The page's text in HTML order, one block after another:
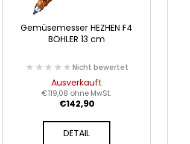
Gemüsemesser HEZHEN F4
BÖHLER 13 cm
★★★★★
★★★★★ Nicht bewertet
Ausverkauft
€119,08 ohne MwSt.
€142,90
DETAIL